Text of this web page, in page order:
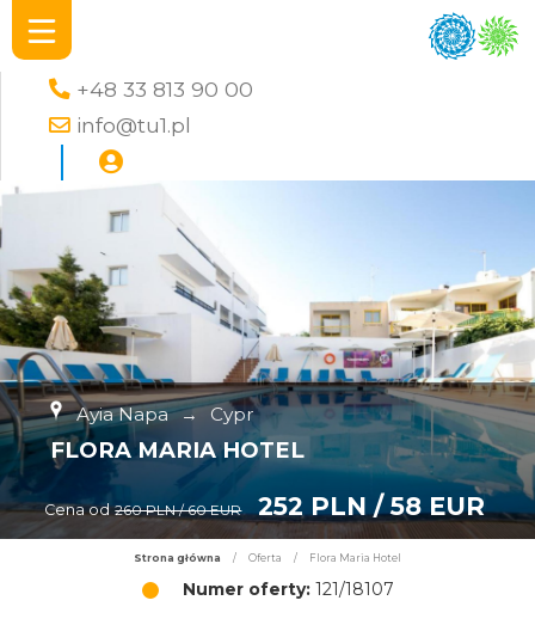
+48 33 813 90 00
info@tu1.pl
Ayia Napa → Cypr
FLORA MARIA HOTEL
Cena od 260 PLN / 60 EUR 252 PLN / 58 EUR
Strona główna / Oferta / Flora Maria Hotel
Numer oferty:121/18107